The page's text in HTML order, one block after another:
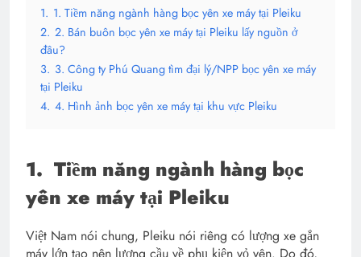
1. 1. Tiềm năng ngành hàng bọc yên xe máy tại Pleiku
2. 2. Bán buôn bọc yên xe máy tại Pleiku lấy nguồn ở
đâu?
3. 3. Công ty Phú Quang tìm đại lý/NPP bọc yên xe máy
tại Pleiku
4. 4. Hình ảnh bọc yên xe máy tại khu vực Pleiku
1. Tiềm năng ngành hàng bọc
yên xe máy tại Pleiku
Việt Nam nói chung, Pleiku nói riêng có lượng xe gắn